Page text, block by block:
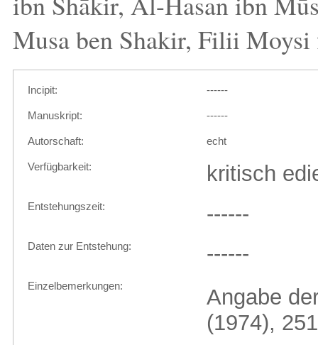
Musa ben Shakir, Filii
Incipit: ------
Manuskript: ------
Autorschaft: echt
Verfügbarkeit: kritisch
Entstehungszeit: ------
Daten zur Entstehung: ------
Einzelbemerkungen:
Angabe
(1974),